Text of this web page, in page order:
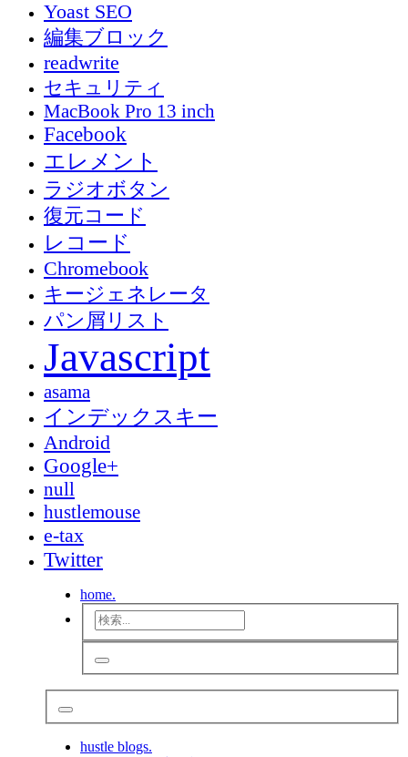
Yoast SEO
編集ブロック
readwrite
セキュリティ
MacBook Pro 13 inch
Facebook
エレメント
ラジオボタン
復元コード
レコード
Chromebook
キージェネレータ
パン屑リスト
Javascript
asama
インデックスキー
Android
Google+
null
hustlemouse
e-tax
Twitter
home.
hustle blogs.